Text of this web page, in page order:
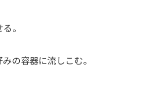
。
の容器に流しこむ。